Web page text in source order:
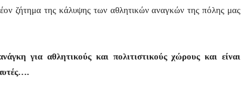
ζήτημα της κάλυψης των αθλητικών αναγκών της πόλης μας
για αθλητικούς και πολιτιστικούς χώρους και είναι